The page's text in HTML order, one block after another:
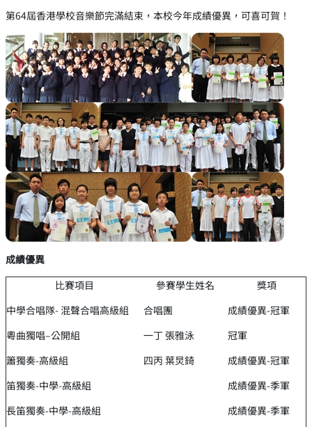
第64屆香港學校音樂節完滿結束，本校今年成績優異，可喜可賀！
成績優異
比賽項目
參賽學生姓名
獎項
中學合唱隊- 混聲合唱高級組
合唱團
成績優異-冠軍
粵曲獨唱–公開組
一丁 張雅泳
冠軍
簫獨奏-高級組
四丙 葉炅錡
成績優異-冠軍
笛獨奏-中學-高級組
成績優異-季軍
長笛獨奏-中學-高級組
成績優異-季軍